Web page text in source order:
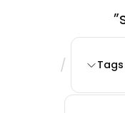
Tags
/